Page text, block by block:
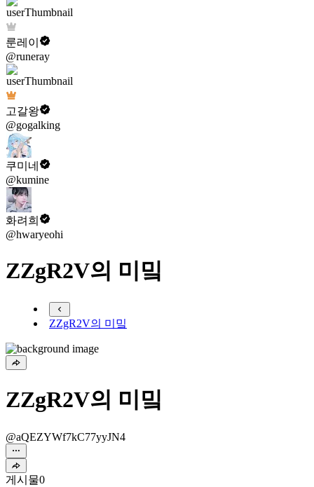
룬레이
@runeray
고갈왕
@gogalking
쿠미네
@kumine
화려희
@hwaryeohi
ZZgR2V의 미밐
ZZgR2V의 미밐
ZZgR2V의 미밐
@aQEZYWf7kC77yyJN4
게시물0